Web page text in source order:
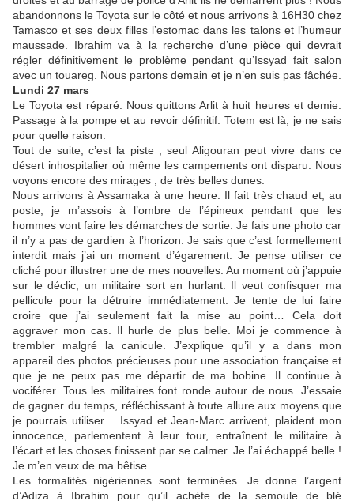
abandonnons le Toyota sur le côté et nous arrivons à 16H30 chez
Tamasco et ses deux filles l’estomac dans les talons et l’humeur
maussade. Ibrahim va à la recherche d’une pièce qui devrait
régler définitivement le problème pendant qu’Issyad fait salon
avec un touareg. Nous partons demain et je n’en suis pas fâchée.
Lundi 27 mars
Le Toyota est réparé. Nous quittons Arlit à huit heures et demie.
Passage à la pompe et au revoir définitif. Totem est là, je ne sais
pour quelle raison.
Tout de suite, c’est la piste ; seul Aligouran peut vivre dans ce
désert inhospitalier où même les campements ont disparu. Nous
voyons encore des mirages ; de très belles dunes.
Nous arrivons à Assamaka à une heure. Il fait très chaud et, au
poste, je m’assois à l’ombre de l’épineux pendant que les
hommes vont faire les démarches de sortie. Je fais une photo car
il n’y a pas de gardien à l’horizon. Je sais que c’est formellement
interdit mais j’ai un moment d’égarement. Je pense utiliser ce
cliché pour illustrer une de mes nouvelles. Au moment où j’appuie
sur le déclic, un militaire sort en hurlant. Il veut confisquer ma
pellicule pour la détruire immédiatement. Je tente de lui faire
croire que j’ai seulement fait la mise au point… Cela doit
aggraver mon cas. Il hurle de plus belle. Moi je commence à
trembler malgré la canicule. J’explique qu’il y a dans mon
appareil des photos précieuses pour une association française et
que je ne peux pas me départir de ma bobine. Il continue à
vociférer. Tous les militaires font ronde autour de nous. J’essaie
de gagner du temps, réfléchissant à toute allure aux moyens que
je pourrais utiliser… Issyad et Jean-Marc arrivent, plaident mon
innocence, parlementent à leur tour, entraînent le militaire à
l’écart et les choses finissent par se calmer. Je l’ai échappé belle !
Je m’en veux de ma bêtise.
Les formalités nigériennes sont terminées. Je donne l’argent
d’Adiza à Ibrahim pour qu’il achète de la semoule de blé